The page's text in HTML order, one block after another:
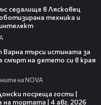
седалище в Лясковец
техника и
Варна търси истината за
смърт на детето си в края
на NOVA
посреща гости |
тортата | 4 авг. 2026